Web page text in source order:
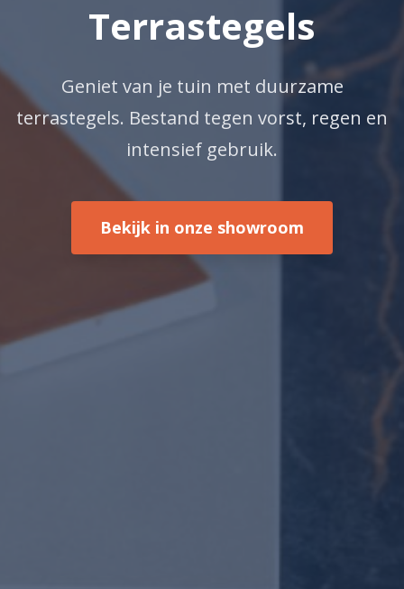
Terrastegels
Geniet van je tuin met duurzame
terrastegels. Bestand tegen vorst, regen en
intensief gebruik.
Bekijk in onze showroom